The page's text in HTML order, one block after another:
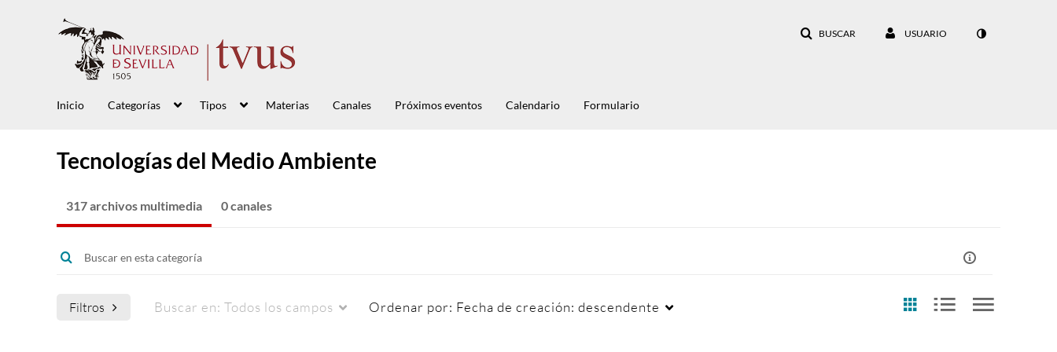
BUSCAR USUARIO
Inicio Categorías Tipos Materias Canales Próximos eventos Calendario Formulario
Tecnologías del Medio Ambiente
317 archivos multimedia 0 canales
Filtros Buscar en: Todos los campos Ordenar por: Fecha de creación: descendente